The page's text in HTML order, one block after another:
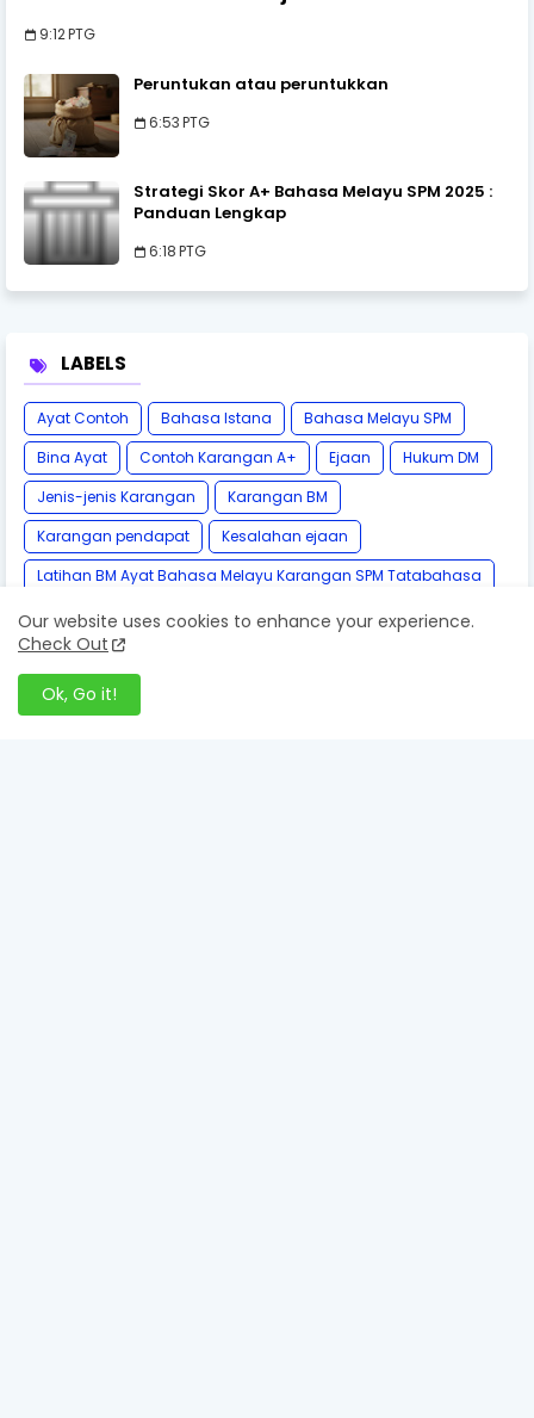
9:12 PTG
Peruntukan atau peruntukkan
6:53 PTG
Strategi Skor A+ Bahasa Melayu SPM 2025 :
Panduan Lengkap
6:18 PTG
LABELS
Ayat Contoh Bahasa Istana
Bahasa Melayu SPM
Bina Ayat
Contoh Karangan A+ Ejaan
Hukum DM
Jenis-jenis Karangan
Karangan BM
Karangan pendapat
Kesalahan ejaan
Latihan BM Ayat Bahasa Melayu Karangan SPM Tatabahasa
Pantun
Penanda Wacana
Penjodoh Bilangan
Peribahasa
Tatabahasa
Our website uses cookies to enhance your experience.
Check Out
Ok, Go it!